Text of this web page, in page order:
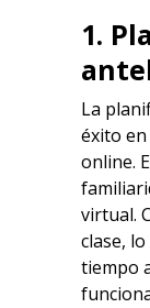
1.
La
éxito
online.
virtual.
clase,
tiempo